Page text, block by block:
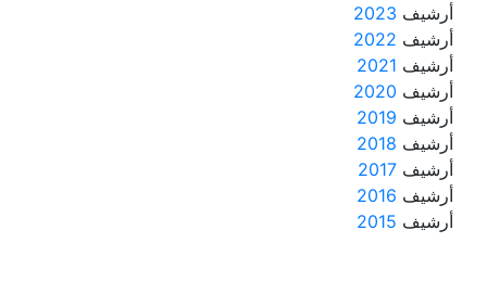
أرشيف 2023
أرشيف 2022
أرشيف 2021
أرشيف 2020
أرشيف 2019
أرشيف 2018
أرشيف 2017
أرشيف 2016
أرشيف 2015